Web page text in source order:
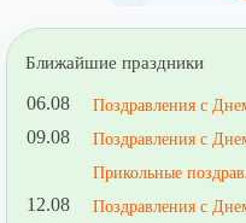
Ближайшие праздники
06.08 Поздравления с
09.08
Поздравления с
Прикольные
12.08 Поздравления с